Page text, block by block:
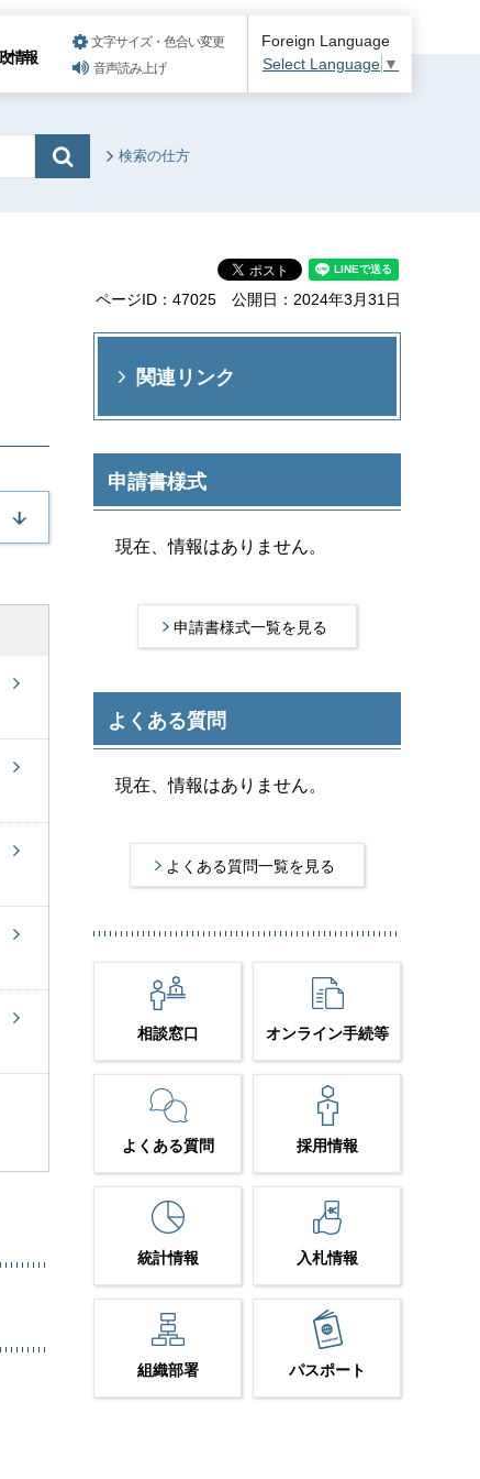
情報
文字サイズ・色合い変更
音声読み上げ
Foreign Language
Select Language ▼
検索の仕方
ページID：47025 公開日：2024年3月31日
関連リンク
申請書様式
現在、情報はありません。
申請書様式一覧を見る
よくある質問
現在、情報はありません。
よくある質問一覧を見る
相談窓口 オンライン手続等
よくある質問 採用情報
統計情報 入札情報
組織部署 パスポート